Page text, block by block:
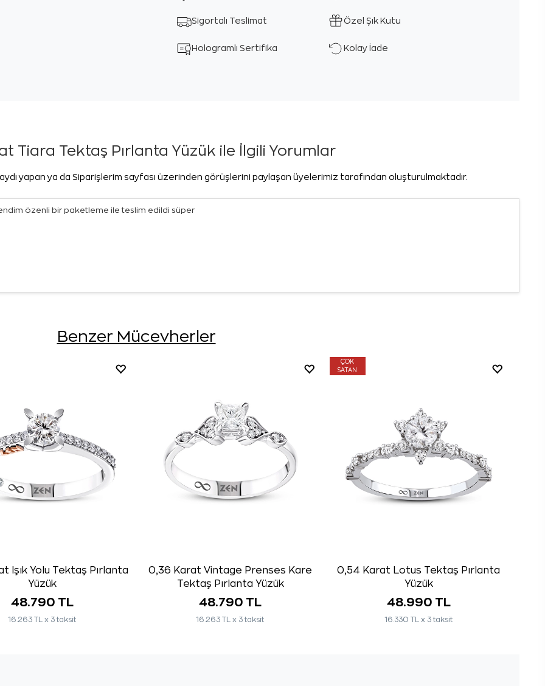
Sigortalı Teslimat Özel Şık Kutu
Hologramlı Sertifika Kolay İade
Tiara Tektaş Pırlanta Yüzük ile İlgili Yorumlar
yapan ya da Siparişlerim sayfası üzerinden görüşlerini paylaşan üyelerimiz tarafından oluşturulmaktadır.
özenli bir paketleme ile teslim edildi süper
Benzer Mücevherler
Işık Yolu Tektaş Pırlanta
Yüzük
48.790 TL
16.263 TL x 3 taksit
0,36 Karat Vintage Prenses Kare
Tektaş Pırlanta Yüzük
48.790 TL
16.263 TL x 3 taksit
ÇOK
SATAN
0,54 Karat Lotus Tektaş Pırlanta
Yüzük
48.990 TL
16.330 TL x 3 taksit